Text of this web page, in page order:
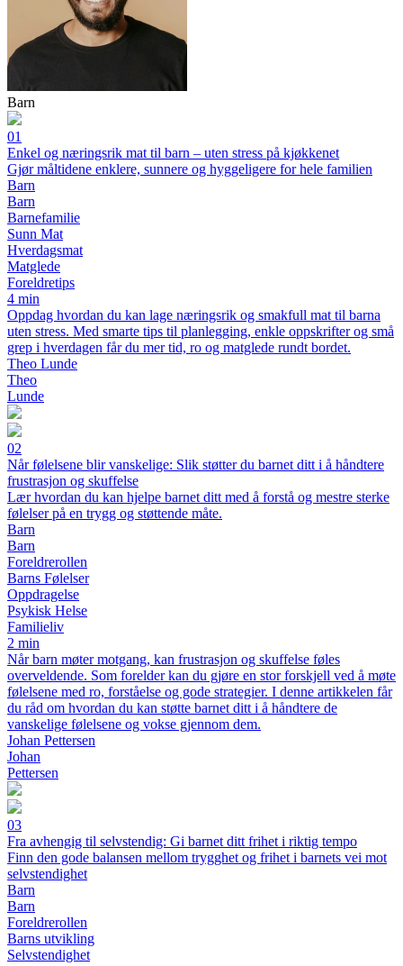
Barn
01
Enkel og næringsrik mat til barn – uten stress på kjøkkenet
Gjør måltidene enklere, sunnere og hyggeligere for hele familien
Barn
Barn
Barnefamilie
Sunn Mat
Hverdagsmat
Matglede
Foreldretips
4 min
Oppdag hvordan du kan lage næringsrik og smakfull mat til barna
uten stress. Med smarte tips til planlegging, enkle oppskrifter og små
grep i hverdagen får du mer tid, ro og matglede rundt bordet.
Theo Lunde
Theo
Lunde
02
Når følelsene blir vanskelige: Slik støtter du barnet ditt i å håndtere
frustrasjon og skuffelse
Lær hvordan du kan hjelpe barnet ditt med å forstå og mestre sterke
følelser på en trygg og støttende måte.
Barn
Barn
Foreldrerollen
Barns Følelser
Oppdragelse
Psykisk Helse
Familieliv
2 min
Når barn møter motgang, kan frustrasjon og skuffelse føles
overveldende. Som forelder kan du gjøre en stor forskjell ved å møte
følelsene med ro, forståelse og gode strategier. I denne artikkelen får
du råd om hvordan du kan støtte barnet ditt i å håndtere de
vanskelige følelsene og vokse gjennom dem.
Johan Pettersen
Johan
Pettersen
03
Fra avhengig til selvstendig: Gi barnet ditt frihet i riktig tempo
Finn den gode balansen mellom trygghet og frihet i barnets vei mot
selvstendighet
Barn
Barn
Foreldrerollen
Barns utvikling
Selvstendighet